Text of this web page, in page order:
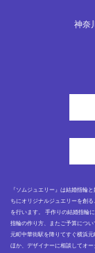
神奈
『ソムジュエリー』は結婚指輪
ちにオリジナルジュエリーを創
を行います。 手作りの結婚指輪
指輪の作り方、またご予算につ
元町中華街駅を降りてすぐ横浜
ほか、デザイナーに相談してオー